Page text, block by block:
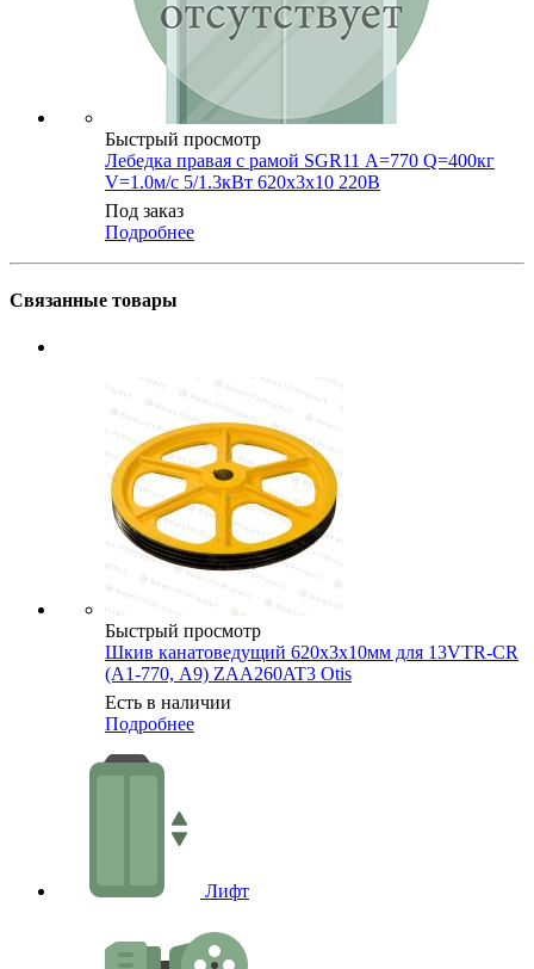
Быстрый просмотр
Лебедка правая с рамой SGR11 А=770 Q=400кг
V=1.0м/с 5/1.3кВт 620х3х10 220В
Под заказ
Подробнее
Связанные товары
Быстрый просмотр
Шкив канатоведущий 620х3х10мм для 13VTR-CR
(А1-770, А9) ZAA260AT3 Otis
Есть в наличии
Подробнее
Лифт